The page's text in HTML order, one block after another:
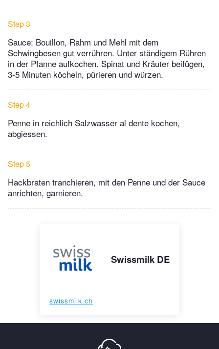
Step 3
Sauce: Bouillon, Rahm und Mehl mit dem
Schwingbesen gut verrühren. Unter ständigem Rühren
in der Pfanne aufkochen. Spinat und Kräuter beifügen,
3-5 Minuten köcheln, pürieren und würzen.
Step 4
Penne in reichlich Salzwasser al dente kochen,
abgiessen.
Step 5
Hackbraten tranchieren, mit den Penne und der Sauce
anrichten, garnieren.
Swissmilk DE
swissmilk.ch